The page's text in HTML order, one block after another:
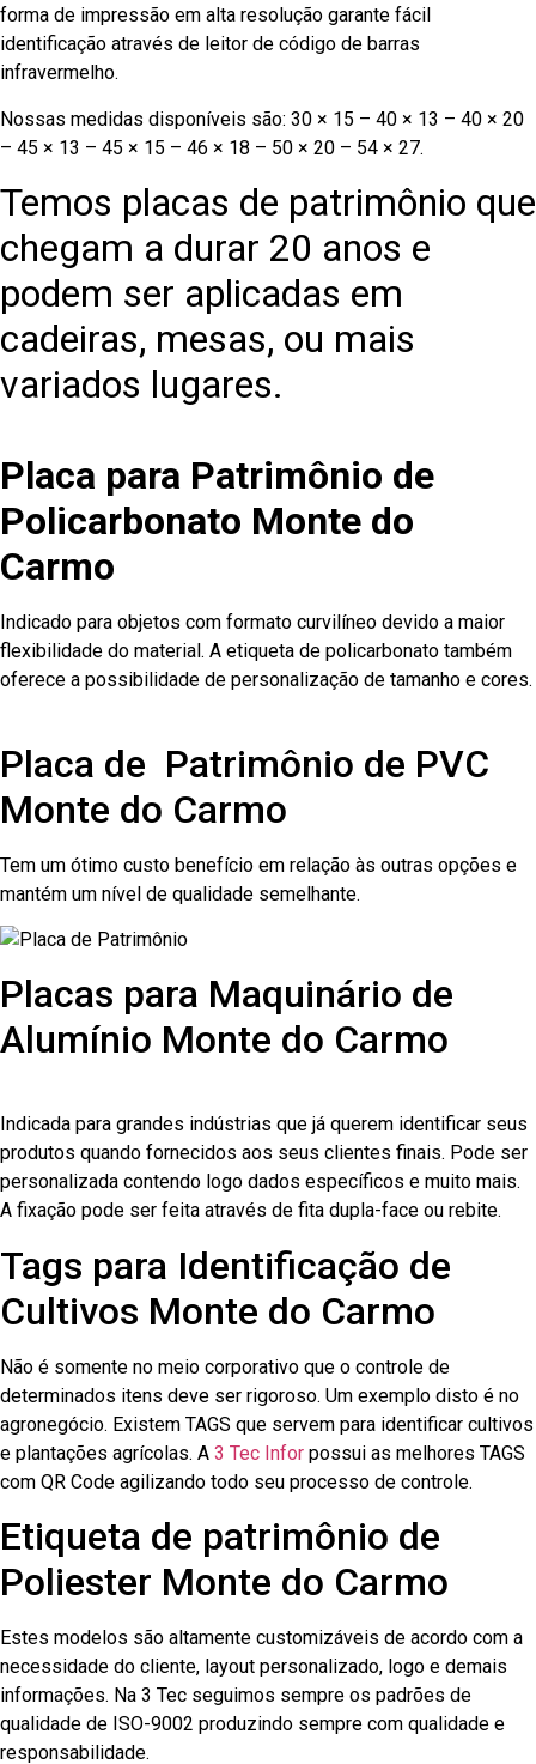
forma de impressão em alta resolução garante fácil
identificação através de leitor de código de barras
infravermelho.
Nossas medidas disponíveis são: 30 × 15 – 40 × 13 – 40 × 20
– 45 × 13 – 45 × 15 – 46 × 18 – 50 × 20 – 54 × 27.
Temos placas de patrimônio que
chegam a durar 20 anos e
podem ser aplicadas em
cadeiras, mesas, ou mais
variados lugares.
Placa para Patrimônio de
Policarbonato Monte do
Carmo
Indicado para objetos com formato curvilíneo devido a maior
flexibilidade do material. A etiqueta de policarbonato também
oferece a possibilidade de personalização de tamanho e cores.
Placa de Patrimônio de PVC
Monte do Carmo
Tem um ótimo custo benefício em relação às outras opções e
mantém um nível de qualidade semelhante.
Placas para Maquinário de
Alumínio Monte do Carmo
Indicada para grandes indústrias que já querem identificar seus
produtos quando fornecidos aos seus clientes finais. Pode ser
personalizada contendo logo dados específicos e muito mais.
A fixação pode ser feita através de fita dupla-face ou rebite.
Tags para Identificação de
Cultivos Monte do Carmo
Não é somente no meio corporativo que o controle de
determinados itens deve ser rigoroso. Um exemplo disto é no
agronegócio. Existem TAGS que servem para identificar cultivos
e plantações agrícolas. A 3 Tec Infor possui as melhores TAGS
com QR Code agilizando todo seu processo de controle.
Etiqueta de patrimônio de
Poliester Monte do Carmo
Estes modelos são altamente customizáveis de acordo com a
necessidade do cliente, layout personalizado, logo e demais
informações. Na 3 Tec seguimos sempre os padrões de
qualidade de ISO-9002 produzindo sempre com qualidade e
responsabilidade.